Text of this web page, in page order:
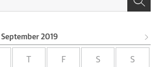
September 2019
F S S